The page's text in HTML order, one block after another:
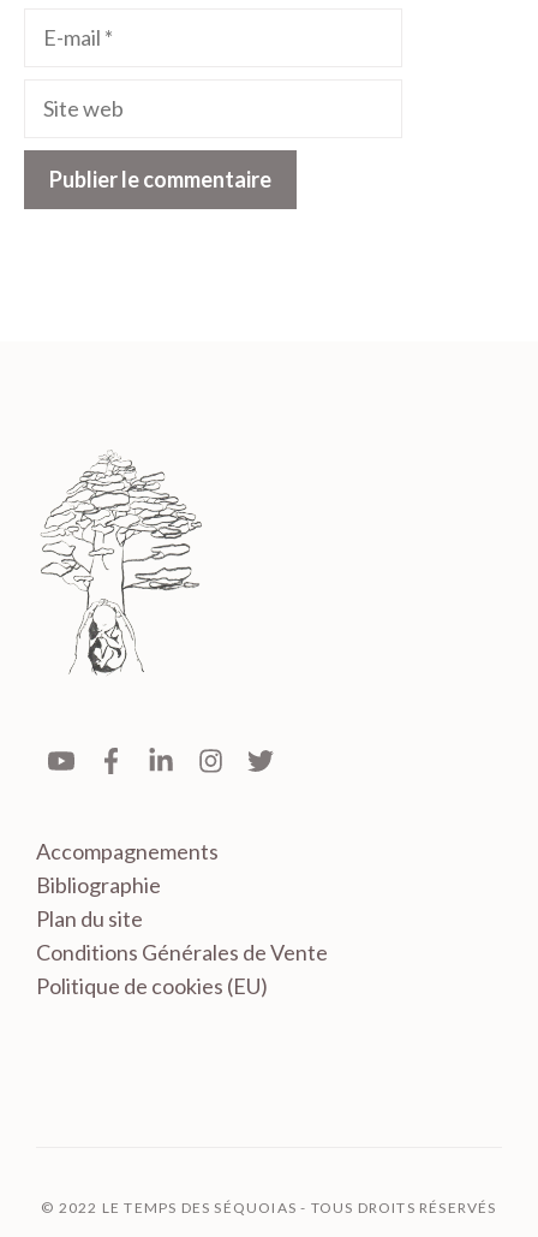
Site
Accompagnements
Bibliographie
Plan du site
Conditions Générales de Vente
Politique de cookies (EU)
© 2022 LE TEMPS DES SÉQUOIAS - TOUS DROITS RÉSERVÉS